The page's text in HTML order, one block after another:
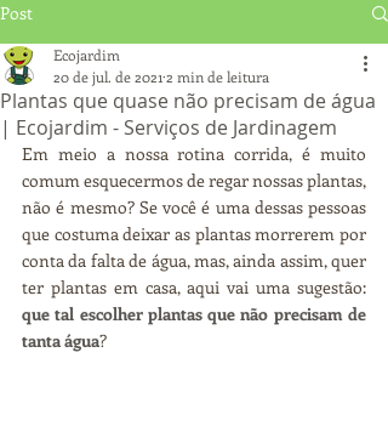
Post
Plantas que quase não precisam de água
| Ecojardim - Serviços de Jardinagem
Ecojardim
20 de jul. de 2021 2 min de leitura
Em meio a nossa rotina corrida, é muito
comum esquecermos de regar nossas plantas,
não é mesmo? Se você é uma dessas pessoas
que costuma deixar as plantas morrerem por
conta da falta de água, mas, ainda assim, quer
que tal escolher plantas que não precisam de
tanta água?